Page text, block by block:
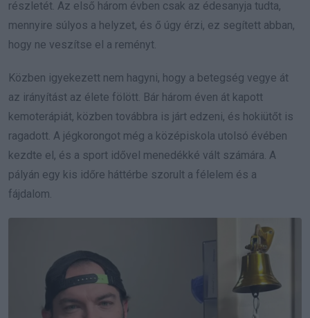
részletét. Az első három évben csak az édesanyja tudta,
mennyire súlyos a helyzet, és ő úgy érzi, ez segített abban,
hogy ne veszítse el a reményt.
Közben igyekezett nem hagyni, hogy a betegség vegye át
az irányítást az élete fölött. Bár három éven át kapott
kemoterápiát, közben továbbra is járt edzeni, és hokiütőt is
ragadott. A jégkorongot még a középiskola utolsó évében
kezdte el, és a sport idővel menedékké vált számára. A
pályán egy kis időre háttérbe szorult a félelem és a
fájdalom.